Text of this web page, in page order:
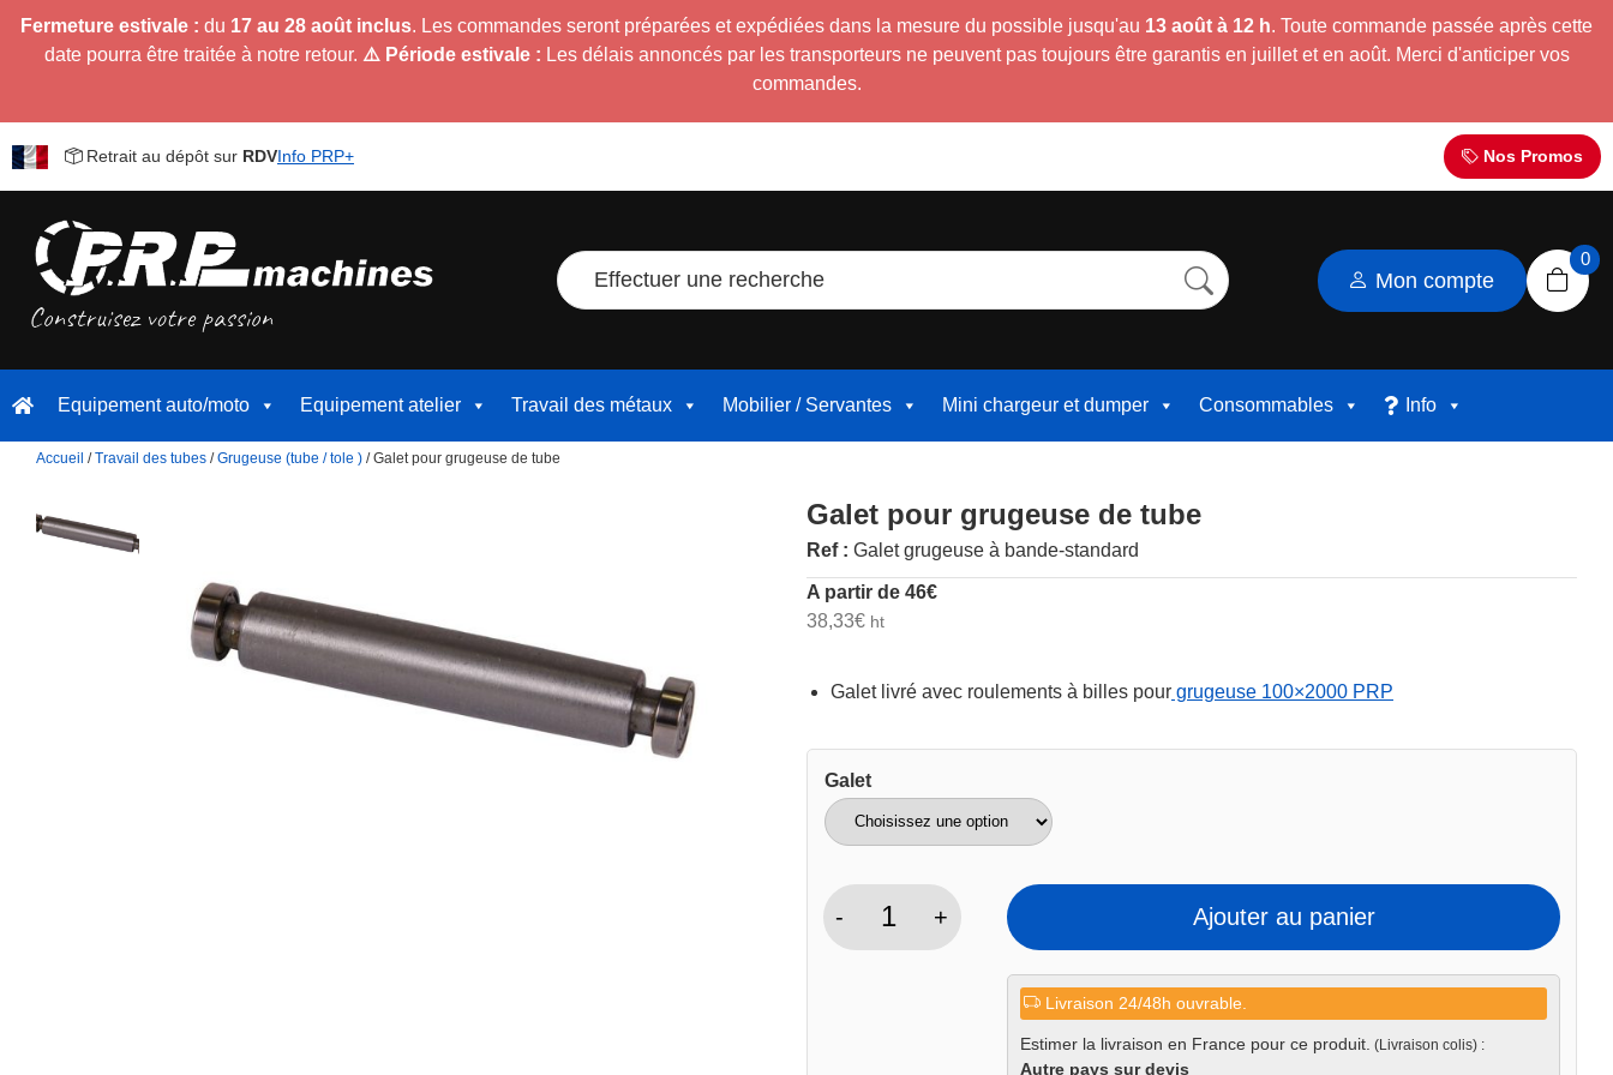
Fermeture estivale : du 17 au 28 août inclus. Les commandes seront préparées et expédiées dans la mesure du possible jusqu'au 13 août à 12 h. Toute commande passée après cette
date pourra être traitée à notre retour. ⚠️ Période estivale : Les délais annoncés par les transporteurs ne peuvent pas toujours être garantis en juillet et en août. Merci d'anticiper vos
commandes.
Retrait au dépôt sur RDVInfo PRP+ Nos Promos
Effectuer une recherche Mon compte
0
Equipement auto/moto Equipement atelier Travail des métaux Mobilier / Servantes Mini chargeur et dumper Consommables Info
Accueil /Travail des tubes /Grugeuse (tube / tole ) / Galet pour grugeuse de tube
Galet pour grugeuse de tube
Ref : Galet grugeuse à bande-standard
A partir de 46€
38,33€ ht
Galet livré avec roulements à billes pour grugeuse 100×2000 PRP
Galet
-
quantité
+ Ajouter au panier
Livraison 24/48h ouvrable.
Estimer la livraison en France pour ce produit. (Livraison colis) :
Autre pays sur devis